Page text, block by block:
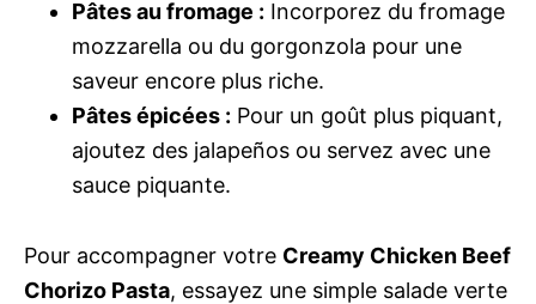
Pâtes au fromage : Incorporez du fromage
mozzarella ou du gorgonzola pour une
saveur encore plus riche.
Pâtes épicées : Pour un goût plus piquant,
ajoutez des jalapeños ou servez avec une
sauce piquante.
Pour accompagner votre Creamy Chicken Beef
Chorizo Pasta, essayez une simple salade verte